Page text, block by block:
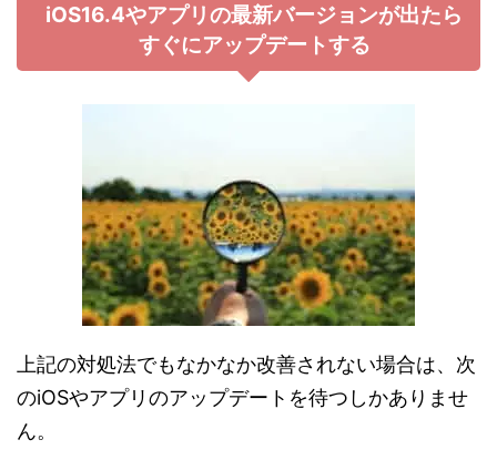
iOS16.4やアプリの最新バージョンが出たら
すぐにアップデートする
上記の対処法でもなかなか改善されない場合は、次
のiOSやアプリのアップデートを待つしかありませ
ん。